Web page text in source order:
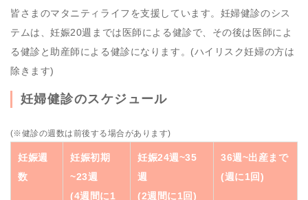
皆さまのマタニティライフを支援しています。妊婦健診のシス
テムは、妊娠20週までは医師による健診で、その後は医師によ
る健診と助産師による健診になります。(ハイリスク妊婦の方は
除きます)
妊婦健診のスケジュール
(※健診の週数は前後する場合があります)
妊娠週
数
妊娠初期
~23週
(4週間に1
妊娠24週~35
週
(2週間に1回)
36週~出産まで
(週に1回)